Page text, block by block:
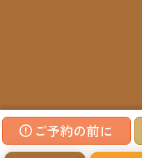
ご予約の前に
©2023 Inomata